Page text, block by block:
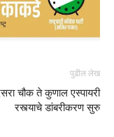
पुढील लेख
चौक ते कुणाल एस्पायरी
रस्त्याचे डांबरीकरण सुरु